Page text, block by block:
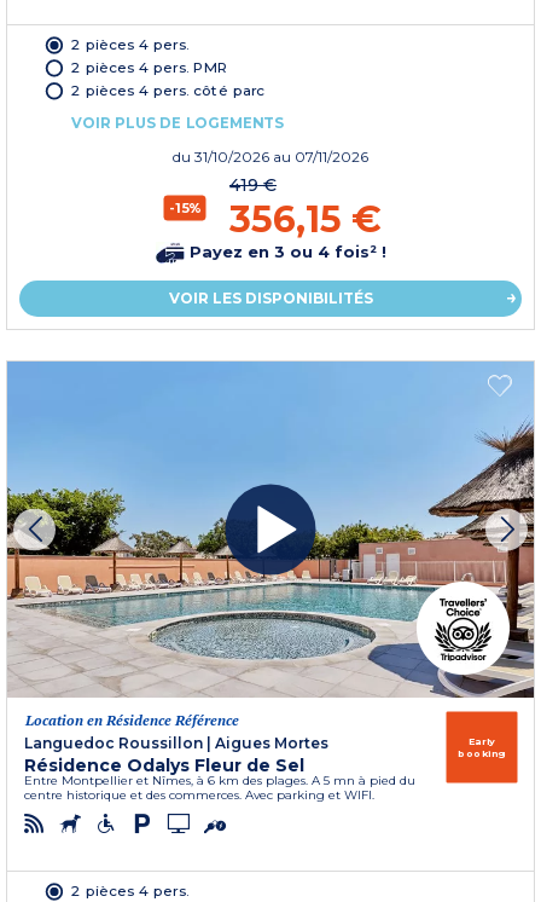
2 pièces 4 pers.
2 pièces 4 pers. PMR
2 pièces 4 pers. côté parc
VOIR PLUS DE LOGEMENTS
du 31/10/2026 au 07/11/2026
-15%
419 €
356,15 €
Payez en 3 ou 4 fois² !
VOIR LES DISPONIBILITÉS
Location en Résidence Référence
Languedoc Roussillon | Aigues Mortes
Résidence Odalys Fleur de Sel
Entre Montpellier et Nîmes, à 6 km des plages. A 5 mn à pied du
centre historique et des commerces. Avec parking et WIFI.
Early
booking
2 pièces 4 pers.